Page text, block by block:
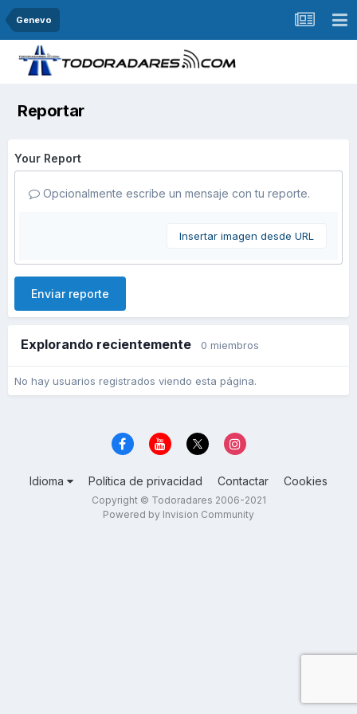
Genevo
Reportar
Your Report
Opcionalmente escribe un mensaje con tu reporte.
Insertar imagen desde URL
Enviar reporte
Explorando recientemente 0 miembros
No hay usuarios registrados viendo esta página.
Idioma Política de privacidad Contactar Cookies
Copyright © Todoradares 2006-2021
Powered by Invision Community